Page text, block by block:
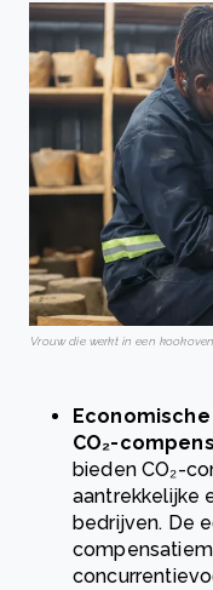
Vrouw die werkt in een
CO₂-
bieden CO₂-
aantrekkelijke
bedrijven. De